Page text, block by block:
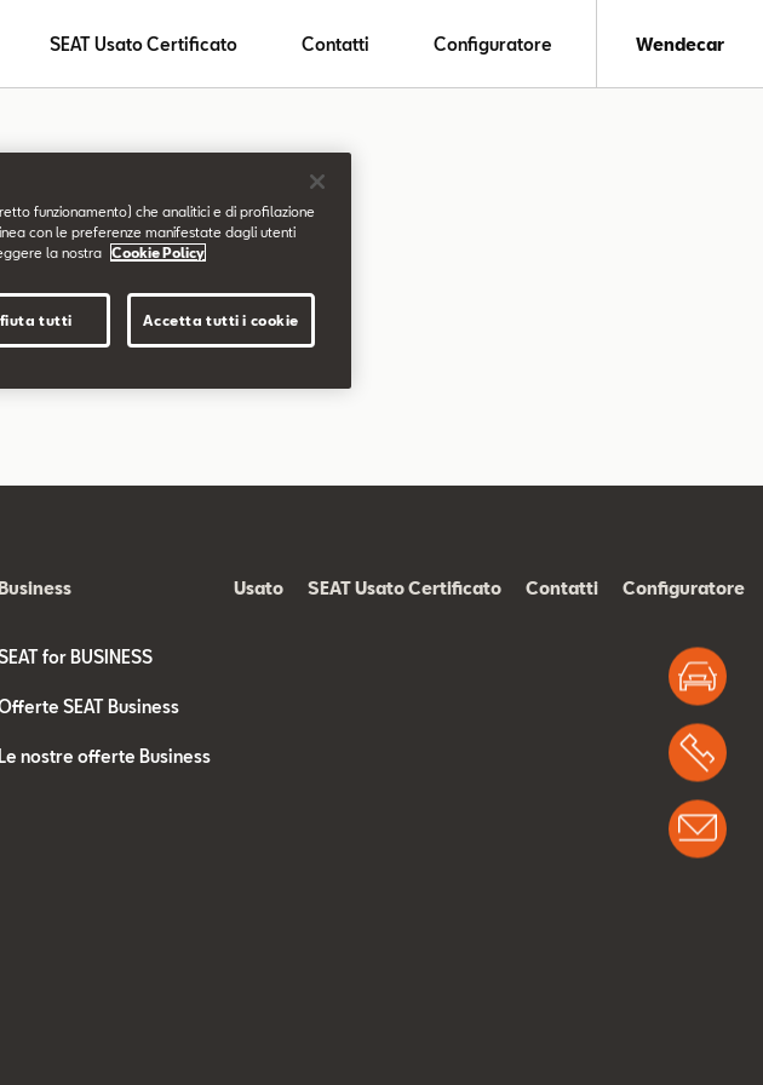
SEAT Usato Certificato Contatti Configuratore Wendecar
di navigazione qui sopra.
for BUSINESS
SEAT Business
Le nostre offerte Business
Usato SEAT Usato Certificato Contatti Configuratore
funzionamento) che analitici e di profilazione
con le preferenze manifestate dagli utenti
la nostra
Cookie Policy
tutti Accetta tutti i cookie